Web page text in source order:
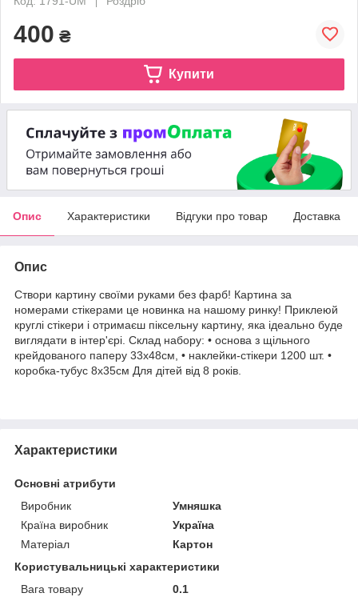
400 ₴
Купити
Опис Характеристики Відгуки про товар Доставка
Опис
Створи картину своїми руками без фарб! Картина за
номерами стікерами це новинка на нашому ринку! Приклеюй
круглі стікери і отримаєш піксельну картину, яка ідеально буде
виглядати в інтер'єрі. Склад набору: • основа з щільного
крейдованого паперу 33х48см, • наклейки-стікери 1200 шт. •
коробка-тубус 8х35см Для дітей від 8 років.
Характеристики
Основні атрибути
Виробник
Умняшка
Країна виробник
Україна
Матеріал
Картон
Користувальницькі характеристики
Вага товару
0.1